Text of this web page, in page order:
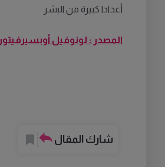
أعدادا كبيرة من البشر
المصدر : لونوفيل أوبسيرفيتور
شارك المقال